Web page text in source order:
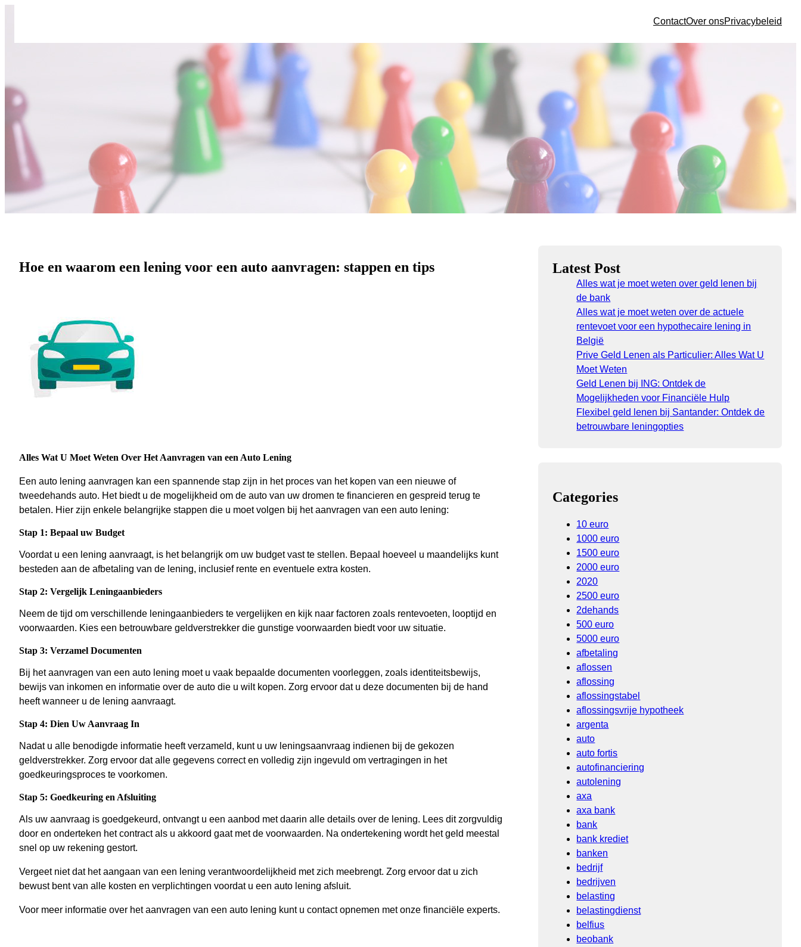
ContactOver onsPrivacybeleid
Hoe en waarom een lening voor een auto aanvragen: stappen en tips
Alles Wat U Moet Weten Over Het Aanvragen van een Auto Lening
Een auto lening aanvragen kan een spannende stap zijn in het proces van het kopen van een nieuwe of
tweedehands auto. Het biedt u de mogelijkheid om de auto van uw dromen te financieren en gespreid terug te
betalen. Hier zijn enkele belangrijke stappen die u moet volgen bij het aanvragen van een auto lening:
Stap 1: Bepaal uw Budget
Voordat u een lening aanvraagt, is het belangrijk om uw budget vast te stellen. Bepaal hoeveel u maandelijks kunt
besteden aan de afbetaling van de lening, inclusief rente en eventuele extra kosten.
Stap 2: Vergelijk Leningaanbieders
Neem de tijd om verschillende leningaanbieders te vergelijken en kijk naar factoren zoals rentevoeten, looptijd en
voorwaarden. Kies een betrouwbare geldverstrekker die gunstige voorwaarden biedt voor uw situatie.
Stap 3: Verzamel Documenten
Bij het aanvragen van een auto lening moet u vaak bepaalde documenten voorleggen, zoals identiteitsbewijs,
bewijs van inkomen en informatie over de auto die u wilt kopen. Zorg ervoor dat u deze documenten bij de hand
heeft wanneer u de lening aanvraagt.
Stap 4: Dien Uw Aanvraag In
Nadat u alle benodigde informatie heeft verzameld, kunt u uw leningsaanvraag indienen bij de gekozen
geldverstrekker. Zorg ervoor dat alle gegevens correct en volledig zijn ingevuld om vertragingen in het
goedkeuringsproces te voorkomen.
Stap 5: Goedkeuring en Afsluiting
Als uw aanvraag is goedgekeurd, ontvangt u een aanbod met daarin alle details over de lening. Lees dit zorgvuldig
door en onderteken het contract als u akkoord gaat met de voorwaarden. Na ondertekening wordt het geld meestal
snel op uw rekening gestort.
Vergeet niet dat het aangaan van een lening verantwoordelijkheid met zich meebrengt. Zorg ervoor dat u zich
bewust bent van alle kosten en verplichtingen voordat u een auto lening afsluit.
Voor meer informatie over het aanvragen van een auto lening kunt u contact opnemen met onze financiële experts.
Latest Post
Alles wat je moet weten over geld lenen bij
de bank
Alles wat je moet weten over de actuele
rentevoet voor een hypothecaire lening in
België
Prive Geld Lenen als Particulier: Alles Wat U
Moet Weten
Geld Lenen bij ING: Ontdek de
Mogelijkheden voor Financiële Hulp
Flexibel geld lenen bij Santander: Ontdek de
betrouwbare leningopties
Categories
10 euro
1000 euro
1500 euro
2000 euro
2020
2500 euro
2dehands
500 euro
5000 euro
afbetaling
aflossen
aflossing
aflossingstabel
aflossingsvrije hypotheek
argenta
auto
auto fortis
autofinanciering
autolening
axa
axa bank
bank
bank krediet
banken
bedrijf
bedrijven
belasting
belastingdienst
belfius
beobank